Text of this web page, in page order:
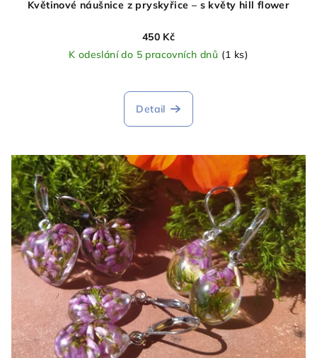
Květinové náušnice z pryskyřice – s květy hill flower
450 Kč
K odeslání do 5 pracovních dnů (1 ks)
Detail